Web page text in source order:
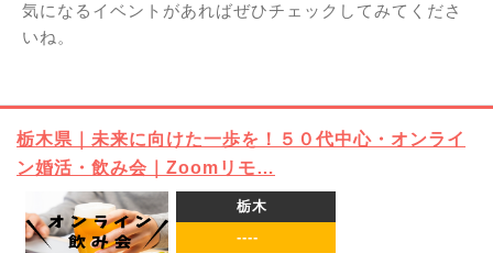
気になるイベントがあればぜひチェックしてみてくださ
いね。
栃木県｜未来に向けた一歩を！５０代中心・オンライ
ン婚活・飲み会｜Zoomリモ…
栃木
----